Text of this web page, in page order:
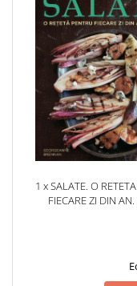
1 x SALATE. O
FIECARE ZI DIN